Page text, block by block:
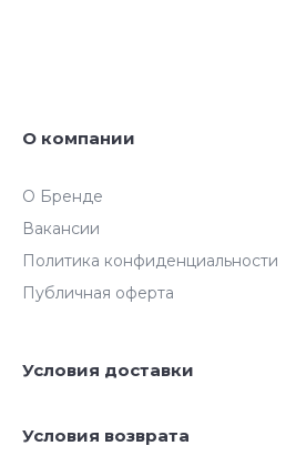
О компании
О Бренде
Вакансии
Политика конфиденциальности
Публичная оферта
Условия доставки
Условия возврата